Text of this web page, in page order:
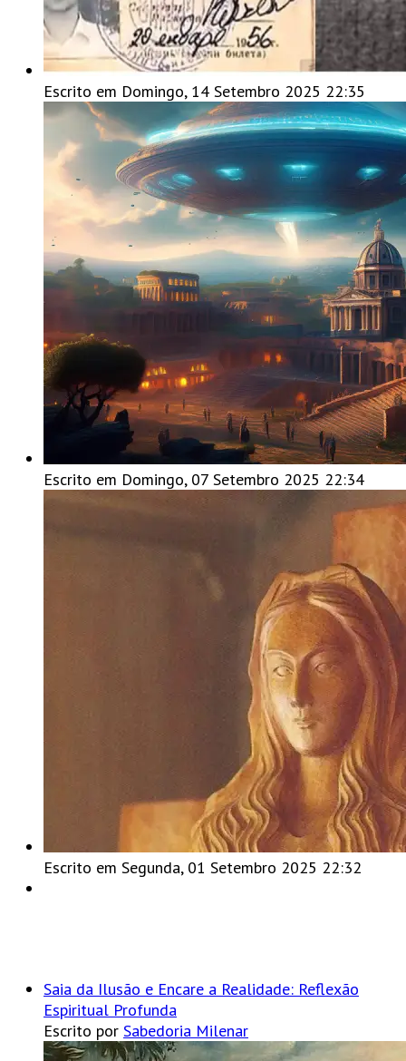
Escrito em Domingo, 14 Setembro 2025 22:35
Escrito em Domingo, 07 Setembro 2025 22:34
Escrito em Segunda, 01 Setembro 2025 22:32
Saia da Ilusão e Encare a Realidade: Reflexão
Espiritual Profunda
Escrito por Sabedoria Milenar